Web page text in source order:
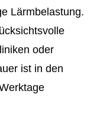
Lärmbelastung.
oder
ist in den